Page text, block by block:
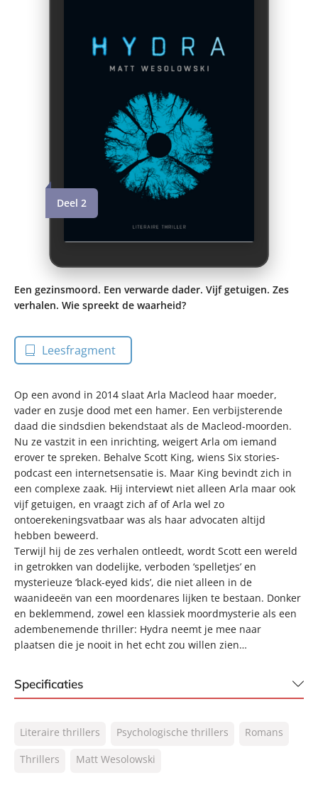
Deel 2
Een gezinsmoord. Een verwarde dader. Vijf getuigen. Zes
verhalen. Wie spreekt de waarheid?
Leesfragment
Op een avond in 2014 slaat Arla Macleod haar moeder,
vader en zusje dood met een hamer. Een verbijsterende
daad die sindsdien bekendstaat als de Macleod-moorden.
Nu ze vastzit in een inrichting, weigert Arla om iemand
erover te spreken. Behalve Scott King, wiens Six stories-
podcast een internetsensatie is. Maar King bevindt zich in
een complexe zaak. Hij interviewt niet alleen Arla maar ook
vijf getuigen, en vraagt zich af of Arla wel zo
ontoerekeningsvatbaar was als haar advocaten altijd
hebben beweerd.
Terwijl hij de zes verhalen ontleedt, wordt Scott een wereld
in getrokken van dodelijke, verboden ‘spelletjes’ en
mysterieuze ‘black-eyed kids’, die niet alleen in de
waanideeën van een moordenares lijken te bestaan. Donker
en beklemmend, zowel een klassiek moordmysterie als een
adembenemende thriller: Hydra neemt je mee naar
plaatsen die je nooit in het echt zou willen zien…
Specificaties
NUR:
305
Type:
E-book
Literaire thrillers Psychologische thrillers
Romans
Thrillers
Matt Wesolowski